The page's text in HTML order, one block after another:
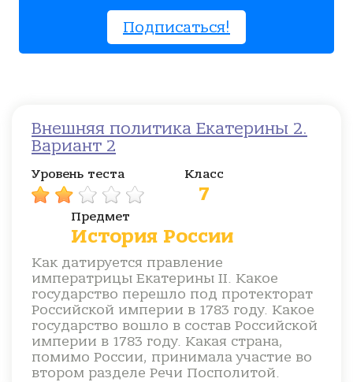
Подписаться!
Внешняя политика Екатерины 2.
Вариант 2
Уровень теста Класс
7
Предмет
История России
Как датируется правление
императрицы Екатерины II. Какое
государство перешло под протекторат
Российской империи в 1783 году. Какое
государство вошло в состав Российской
империи в 1783 году. Какая страна,
помимо России, принимала участие во
втором разделе Речи Посполитой.